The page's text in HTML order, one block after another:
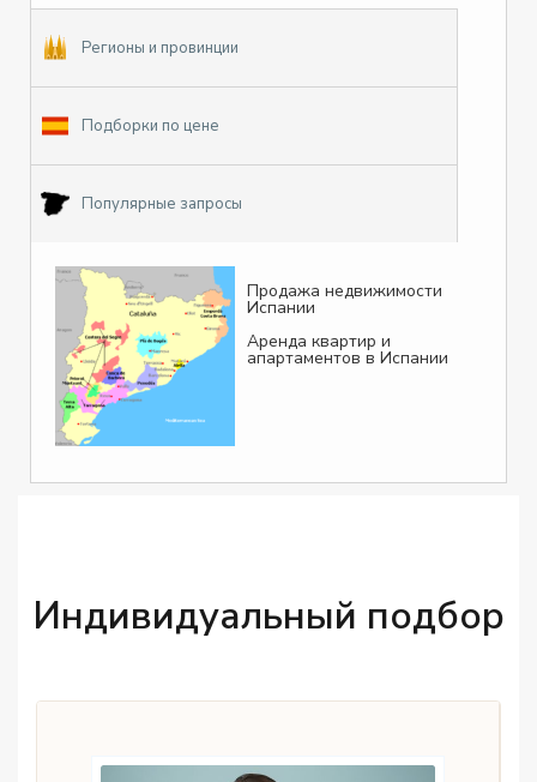
Регионы и провинции
Подборки по цене
Популярные запросы
Продажа недвижимости
Испании
Аренда квартир и
апартаментов в Испании
Индивидуальный подбор